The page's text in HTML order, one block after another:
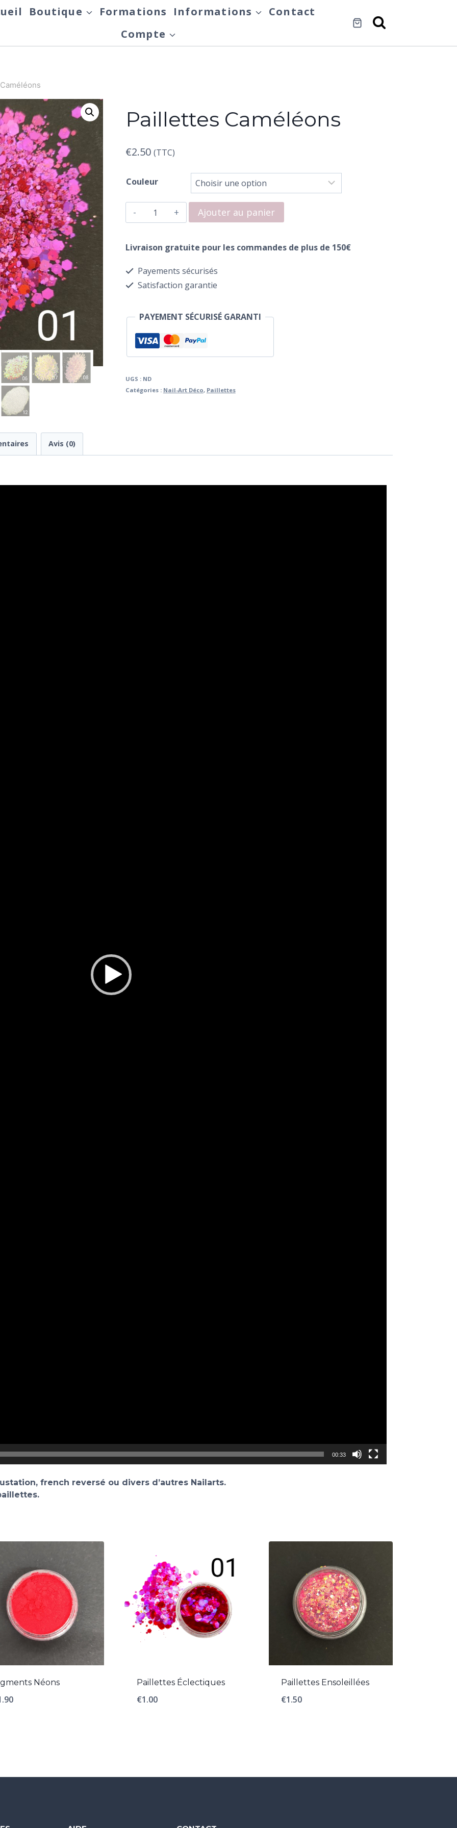
Boutique Formations Informations
Contact
Compte
Paillettes Caméléons
€2.50 (TTC)
Couleur
quantité
de
Paillettes
Ajouter au panier
Livraison gratuite pour les commandes de plus de 150€
Payements sécurisés
Satisfaction garantie
PAYEMENT SÉCURISÉ GARANTI
UGS : ND
Catégories : Nail-Art Déco, Paillettes
Avis (0)
00:33
french reversé ou divers d’autres Nailarts.
Néons Paillettes Éclectiques
€1.00
Paillettes Ensoleillées
€1.50